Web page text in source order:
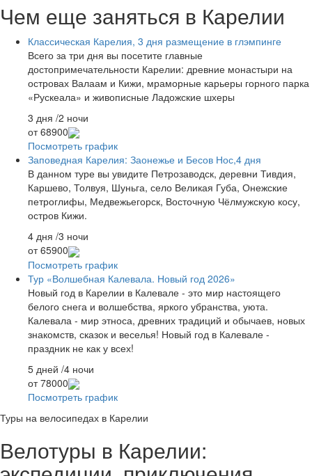
Чем еще заняться в Карелии
Классическая Карелия, 3 дня размещение в глэмпинге
Всего за три дня вы посетите главные
достопримечательности Карелии: древние монастыри на
островах Валаам и Кижи, мраморные карьеры горного парка
«Рускеала» и живописные Ладожские шхеры
3 дня /2 ночи
от68900
Посмотреть график
Заповедная Карелия: Заонежье и Бесов Нос,4 дня
В данном туре вы увидите Петрозаводск, деревни Тивдия,
Каршево, Толвуя, Шуньга, село Великая Губа, Онежские
петроглифы, Медвежьегорск, Восточную Чёлмужскую косу,
остров Кижи.
4 дня /3 ночи
от65900
Посмотреть график
Тур «Волшебная Калевала. Новый год 2026»
Новый год в Карелии в Калевале - это мир настоящего
белого снега и волшебства, яркого убранства, уюта.
Калевала - мир этноса, древних традиций и обычаев, новых
знакомств, сказок и веселья! Новый год в Калевале -
праздник не как у всех!
5 дней /4 ночи
от78000
Посмотреть график
Туры на велосипедах в Карелии
Велотуры в Карелии: